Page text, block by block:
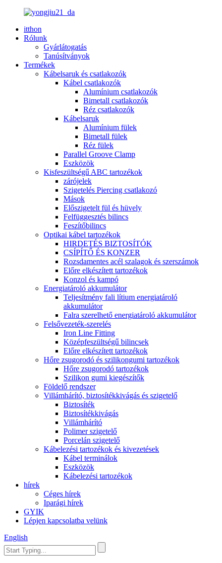
itthon
Rólunk
Gyárlátogatás
Tanúsítványok
Termékek
Kábelsaruk és csatlakozók
Kábel csatlakozók
Alumínium csatlakozók
Bimetall csatlakozók
Réz csatlakozók
Kábelsaruk
Alumínium fülek
Bimetall fülek
Réz fülek
Parallel Groove Clamp
Eszközök
Kisfeszültségű ABC tartozékok
zárójelek
Szigetelés Piercing csatlakozó
Mások
Előszigetelt fül és hüvely
Felfüggesztés bilincs
Feszítőbilincs
Optikai kábel tartozékok
HIRDETÉS BIZTOSÍTÓK
CSÍPÍTŐ ÉS KONZER
Rozsdamentes acél szalagok és szerszámok
Előre elkészített tartozékok
Konzol és kampó
Energiatároló akkumulátor
Teljesítmény fali lítium energiatároló
akkumulátor
Falra szerelhető energiatároló akkumulátor
Felsővezeték-szerelés
Iron Line Fitting
Középfeszültségű bilincsek
Előre elkészített tartozékok
Hőre zsugorodó és szilikongumi tartozékok
Hőre zsugorodó tartozékok
Szilikon gumi kiegészítők
Földelő rendszer
Villámhárító, biztosítékkivágás és szigetelő
Biztosíték
Biztosítékkivágás
Villámhárító
Polimer szigetelő
Porcelán szigetelő
Kábelezési tartozékok és kivezetések
Kábel terminálok
Eszközök
Kábelezési tartozékok
hírek
Céges hírek
Iparági hírek
GYIK
Lépjen kapcsolatba velünk
English